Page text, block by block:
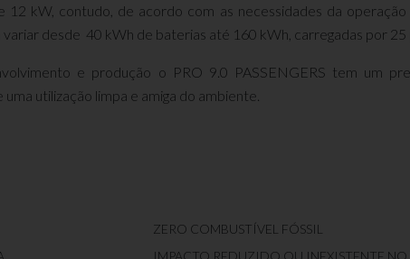
kW, contudo, de acordo com as necessidades da
desde 40 kWh de baterias até 160 kWh, carregadas por
e produção o PRO 9.0 PASSENGERS tem um
utilização limpa e amiga do ambiente.
ZERO COMBUSTÍVEL FÓSSIL
IMPACTO REDUZIDO OU INEXISTENTE NO